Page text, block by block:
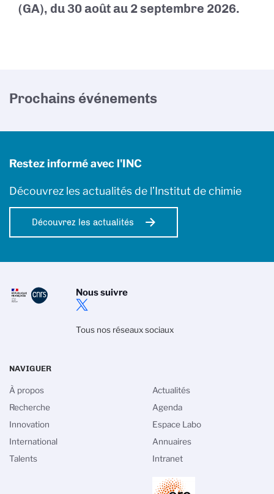
(GA), du 30 août au 2 septembre 2026.
Prochains événements
Restez informé avec l'INC
Découvrez les actualités de l’Institut de chimie
Découvrez les actualités
Nous suivre
Tous nos réseaux sociaux
NAVIGUER
À propos
Recherche
Innovation
International
Talents
Actualités
Agenda
Espace Labo
Annuaires
Intranet